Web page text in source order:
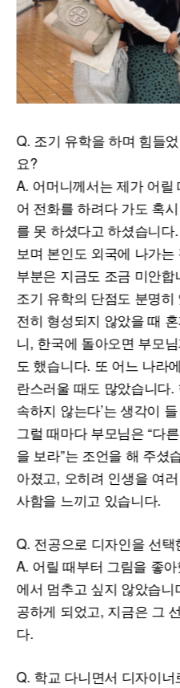
Q. 조기 유학을 하며 힘들
요?
A. 어머니께서는 제가 어
어 전화를 하려다 가도 혹
를 못 하셨다고 하셨습니
보며 본인도 외국에 나가
부분은 지금도 조금 미안합
조기 유학의 단점도 분명
전히 형성되지 않았을 때
니, 한국에 돌아오면 부모
도 했습니다. 또 어느 나라
란스러울 때도 많았습니다.
속하지 않는다’는 생각이
그럴 때마다 부모님은 “다
을 보라”는 조언을 해 주셨
아졌고, 오히려 인생을 여
사함을 느끼고 있습니다.
Q. 전공으로 디자인을 선
A. 어릴 때부터 그림을 좋
에서 멈추고 싶지 않았습
공하게 되었고, 지금은 그
다.
Q. 학교 다니면서 디자이